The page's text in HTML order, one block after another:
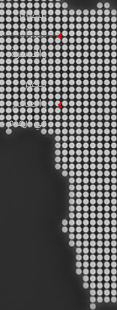
قضايا
المرأة
والأسرة
مصر
والعالم
في أرقام